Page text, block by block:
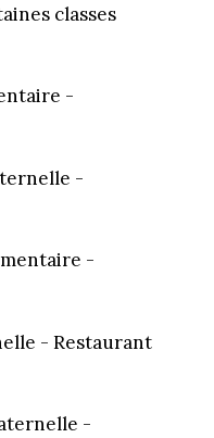
classes
-
-
-
- Restaurant
-